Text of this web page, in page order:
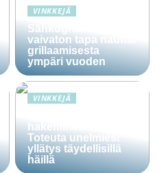
VINKKEJÄ
Sähkögrilli on
vaivaton tapa nauttia
grillaamisesta
ympäri vuoden
VINKKEJÄ
hakeminen salassa –
Toteuta unelmiesi
yllätys täydellisillä
häillä